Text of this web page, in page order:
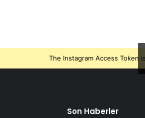
The Instagram Access
Son Haberler